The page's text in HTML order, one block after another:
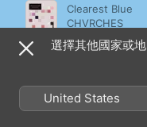
Clearest Blue
CHVRCHES
All My Friends
We Are All
Moby
選擇其他國家或
United States